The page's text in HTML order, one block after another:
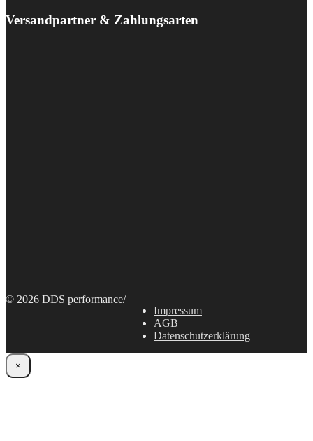
Versandpartner & Zahlungsarten
© 2026 DDS performance/
Impressum
AGB
Datenschutzerklärung
×